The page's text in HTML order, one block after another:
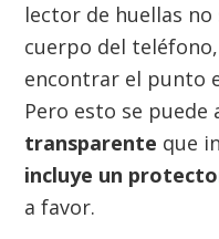
lector de huellas
cuerpo del
encontrar el punto
Pero esto se puede
transparente que
incluye un
a favor.